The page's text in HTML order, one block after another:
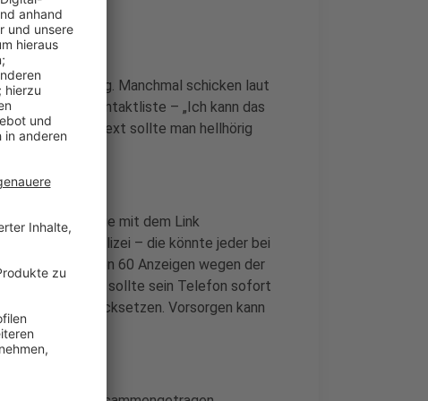
Manchmal schicken laut
SMS an die Kontaktliste – „Ich kann das
und diesem Text sollte man hellhörig
dass die mit dem Link
unsere Polizei – die könnte jeder bei
sind schon 60 Anzeigen wegen der
den Link klickt, sollte sein Telefon sofort
zurücksetzen. Vorsorgen kann